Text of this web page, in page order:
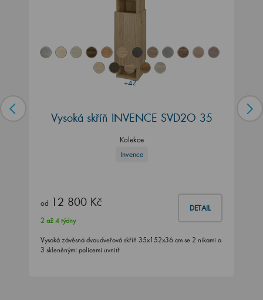
+42
Vysoká skříň INVENCE SVD2O 35
Kolekce
Invence
od 12 800 Kč DETAIL
2 až 4 týdny
Vysoká závěsná dvoudveřová skříň 35x152x36 cm se 2 nikami a
3 skleněnými policemi uvnitř